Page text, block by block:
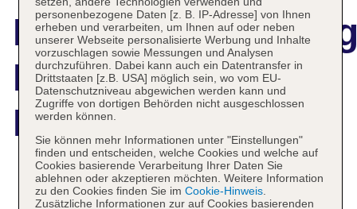
Bless Ibiza Cala
Nova
Das bietet Ihre Unterkunft
personenbezogene Daten [z. B. IP-Adresse] von Ihnen
erheben und verarbeiten, um Ihnen auf oder neben
unserer Webseite personalisierte Werbung und Inhalte
vorzuschlagen sowie Messungen und Analysen
durchzuführen. Dabei kann auch ein Datentransfer in
Drittstaaten [z.B. USA] möglich sein, wo vom EU-
Datenschutzniveau abgewichen werden kann und
Zugriffe von dortigen Behörden nicht ausgeschlossen
werden können.
Sie können mehr Informationen unter "Einstellungen"
finden und entscheiden, welche Cookies und welche auf
Cookies basierende Verarbeitung Ihrer Daten Sie
ablehnen oder akzeptieren möchten. Weitere Information
zu den Cookies finden Sie im Cookie-Hinweis.
Zusätzliche Informationen zur auf Cookies basierenden